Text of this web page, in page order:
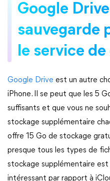
Google
sauvegarde
le service
Google Drive est un autre
iPhone. Il se peut que les 5
suffisants et que vous ne
stockage supplémentaire
offre 15 Go de stockage
presque tous les types de
stockage supplémentaire
intéressant par rapport à